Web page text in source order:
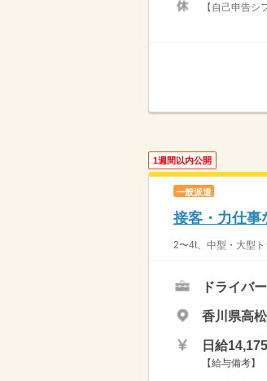
【自己申告
1週間以内公開
一般派遣
接客・力仕事
2〜4t、中型・大型
ドライバ
香川県高
日給
【給与備考